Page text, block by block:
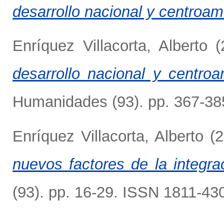
desarrollo nacional y
Enríquez Villacorta, Alberto
desarrollo nacional y
Humanidades (93). pp. 367-
Enríquez Villacorta, Alberto
nuevos factores de la
(93). pp. 16-29. ISSN 1811-